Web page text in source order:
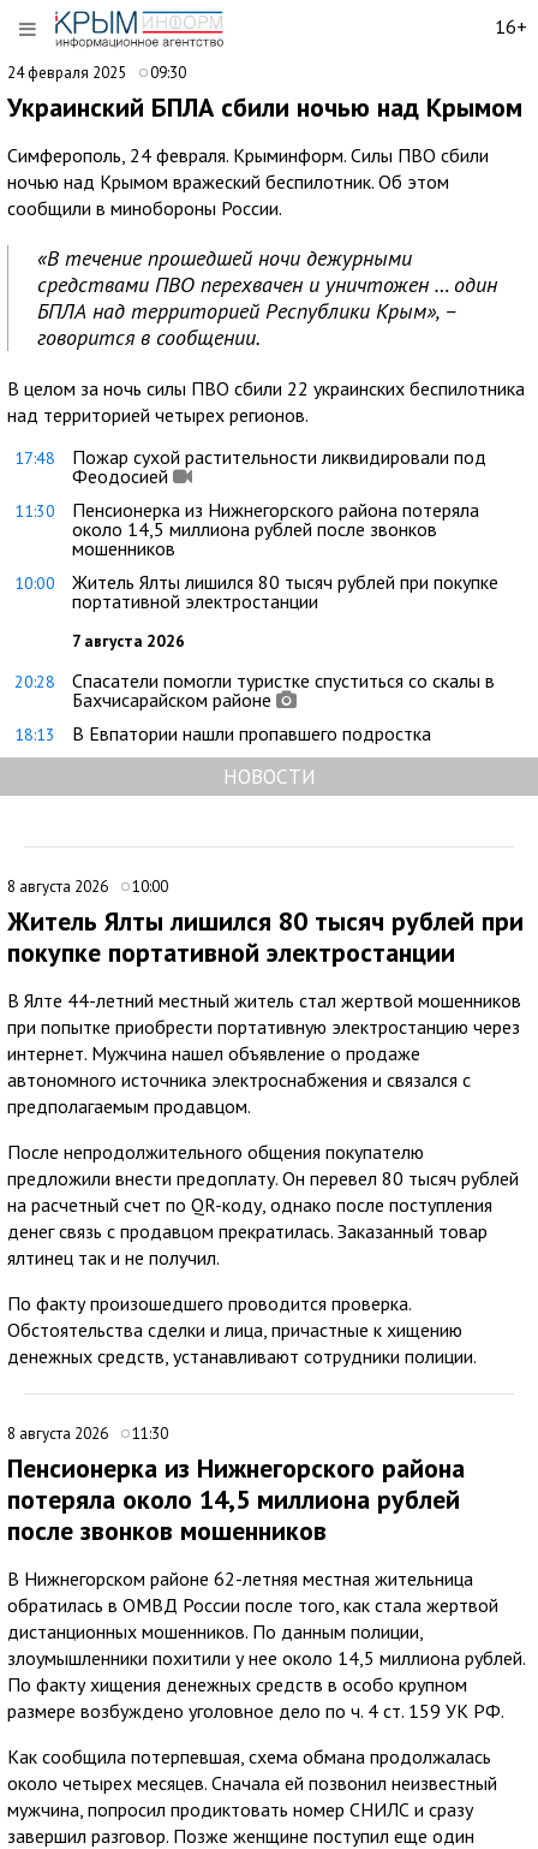
16+
24 февраля 2025 09:30
Украинский БПЛА сбили ночью над Крымом
Симферополь, 24 февраля. Крыминформ. Силы ПВО сбили
ночью над Крымом вражеский беспилотник. Об этом
сообщили в минобороны России.
«В течение прошедшей ночи дежурными
средствами ПВО перехвачен и уничтожен … один
БПЛА над территорией Республики Крым», –
говорится в сообщении.
В целом за ночь силы ПВО сбили 22 украинских беспилотника
над территорией четырех регионов.
17:48
Пожар сухой растительности ликвидировали под
Феодосией
11:30
Пенсионерка из Нижнегорского района потеряла
около 14,5 миллиона рублей после звонков
мошенников
10:00
Житель Ялты лишился 80 тысяч рублей при покупке
портативной электростанции
7 августа 2026
20:28
Спасатели помогли туристке спуститься со скалы в
Бахчисарайском районе
18:13 В Евпатории нашли пропавшего подростка
НОВОСТИ
8 августа 2026 10:00
Житель Ялты лишился 80 тысяч рублей при
покупке портативной электростанции
В Ялте 44-летний местный житель стал жертвой мошенников
при попытке приобрести портативную электростанцию через
интернет. Мужчина нашел объявление о продаже
автономного источника электроснабжения и связался с
предполагаемым продавцом.
После непродолжительного общения покупателю
предложили внести предоплату. Он перевел 80 тысяч рублей
на расчетный счет по QR-коду, однако после поступления
денег связь с продавцом прекратилась. Заказанный товар
ялтинец так и не получил.
По факту произошедшего проводится проверка.
Обстоятельства сделки и лица, причастные к хищению
денежных средств, устанавливают сотрудники полиции.
8 августа 2026 11:30
Пенсионерка из Нижнегорского района
потеряла около 14,5 миллиона рублей
после звонков мошенников
В Нижнегорском районе 62-летняя местная жительница
обратилась в ОМВД России после того, как стала жертвой
дистанционных мошенников. По данным полиции,
злоумышленники похитили у нее около 14,5 миллиона рублей.
По факту хищения денежных средств в особо крупном
размере возбуждено уголовное дело по ч. 4 ст. 159 УК РФ.
Как сообщила потерпевшая, схема обмана продолжалась
около четырех месяцев. Сначала ей позвонил неизвестный
мужчина, попросил продиктовать номер СНИЛС и сразу
завершил разговор. Позже женщине поступил еще один